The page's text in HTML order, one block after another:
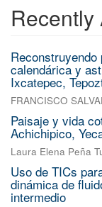
Recently
calendárica y
Ixcatepec,
FRANCISCO
Paisaje y vida
Achichipico,
Laura Elena Peña
Uso de TICs
dinámica de
intermedio